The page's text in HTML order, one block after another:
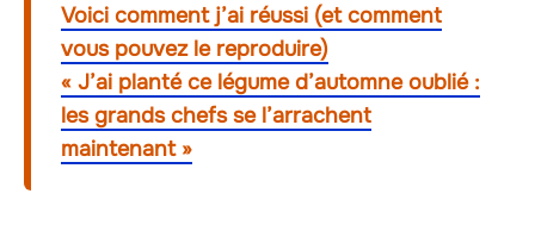
Voici comment j’ai réussi (et comment
vous pouvez le reproduire)
« J’ai planté ce légume d’automne oublié :
les grands chefs se l’arrachent
maintenant »